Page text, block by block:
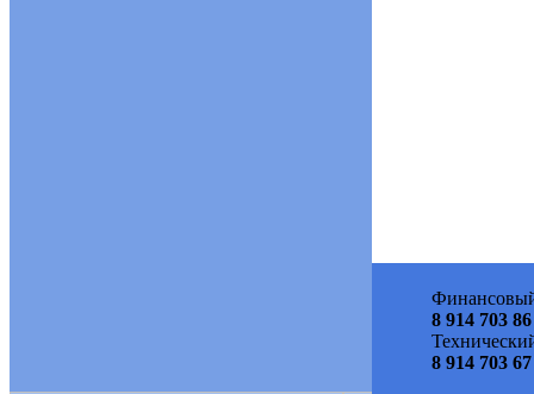
8 914 703
8 914 703